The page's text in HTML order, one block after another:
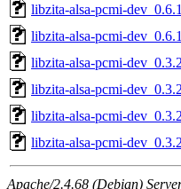
libzita-alsa-pcmi-
libzita-alsa-pcmi-
libzita-alsa-pcmi-
libzita-alsa-pcmi-
libzita-alsa-pcmi-
libzita-alsa-pcmi-
Apache/2.4.68 (Debian)